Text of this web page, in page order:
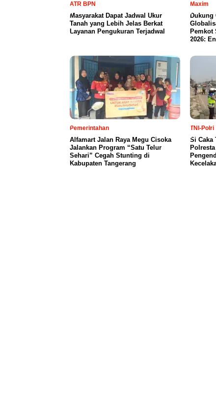
ATR BPN
Masyarakat Dapat Jadwal Ukur
Tanah yang Lebih Jelas Berkat
Layanan Pengukuran Terjadwal
Maxim
Dukung
Pemkot
2026:
Pemerintahan
Alfamart Jalan Raya Megu Cisoka
Jalankan Program “Satu Telur
Sehari” Cegah Stunting di
Kabupaten Tangerang
TNI-Polri
Si Caka